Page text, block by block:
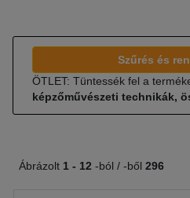
Szűrés és
ÖTLET: Tüntessék fel a
képzőművészeti technikák,
Ábrázolt 1 - 12 -ból / -ből 296